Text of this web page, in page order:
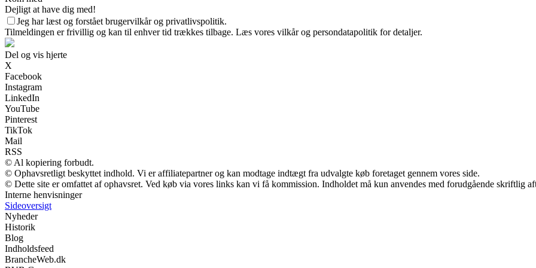
Dejligt at have dig med!
Jeg har læst og forstået brugervilkår og privatlivspolitik.
Tilmeldingen er frivillig og kan til enhver tid trækkes tilbage. Læs vores vilkår og persondatapolitik for detaljer.
Del og vis hjerte
X
Facebook
Instagram
LinkedIn
YouTube
Pinterest
TikTok
Mail
RSS
© Al kopiering forbudt.
© Ophavsretligt beskyttet indhold. Vi er affiliatepartner og kan modtage indtægt fra udvalgte køb foretaget gennem vores side.
© Dette site er omfattet af ophavsret. Ved køb via vores links kan vi få kommission. Indholdet må kun anvendes med forudgående skriftlig
Interne henvisninger
Sideoversigt
Nyheder
Historik
Blog
Indholdsfeed
BrancheWeb.dk